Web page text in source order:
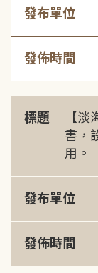
發布單位
發佈時間
標題
【
書，
用。
發布單位
發佈時間